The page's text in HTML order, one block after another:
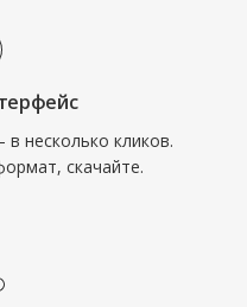
несколько кликов.
скачайте.